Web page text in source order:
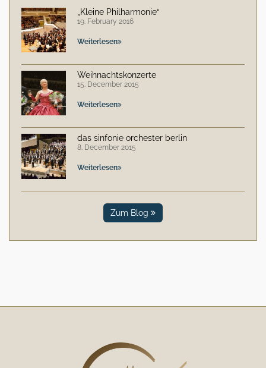
„Kleine Philharmonie“
19. February 2016
Weiterlesen
Weihnachtskonzerte
15. December 2015
Weiterlesen
das sinfonie orchester berlin
8. December 2015
Weiterlesen
Zum Blog